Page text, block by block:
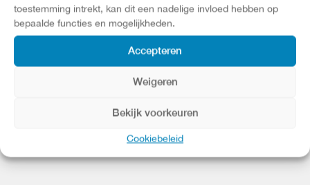
toestemming intrekt, kan dit een nadelige invloed hebben op
bepaalde functies en mogelijkheden.
Accepteren
Weigeren
Bekijk voorkeuren
Cookiebeleid
Account